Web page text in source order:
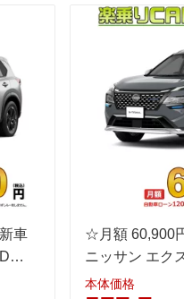
235/
19.7km/L 19.7km/
17.3km/
19.7km/L 19.7km/
- -
-
車
☆月額 60,900
ニッサン エク
1500
本体価格